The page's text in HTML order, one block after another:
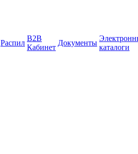
Распил
B2B
Кабинет
Документы
каталоги